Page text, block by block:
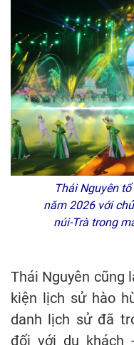
Thái Nguyên
năm 2026 với
núi-Trà trong
Thái Nguyên cũng
kiện lịch sử hào
danh lịch sử đã
đối với du khách